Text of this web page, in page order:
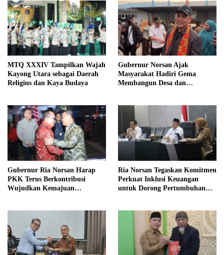
MTQ XXXIV Tampilkan Wajah
Kayong Utara sebagai Daerah
Religius dan Kaya Budaya
Gubernur Norsan Ajak
Masyarakat Hadiri Gema
Membangun Desa dan
Gubernur Ria Norsan Harap
PKK Terus Berkontribusi
Wujudkan Kemajuan
Ria Norsan Tegaskan Komitmen
Perkuat Inklusi Keuangan
untuk Dorong Pertumbuhan